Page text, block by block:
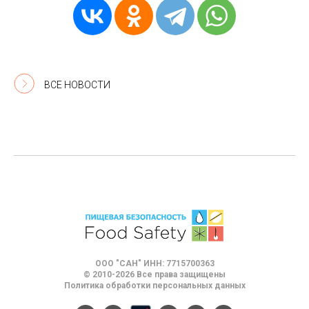
ВСЕ НОВОСТИ
ООО "САН" ИНН: 7715700363
© 2010-2026 Все права защищены
Политика обработки персональных данных